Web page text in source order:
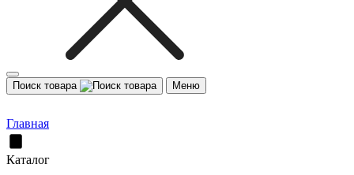
Поиск товара Меню
Главная
Каталог